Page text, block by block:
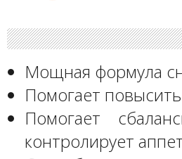
Мощная формула
Помогает
Помогает
контролирует